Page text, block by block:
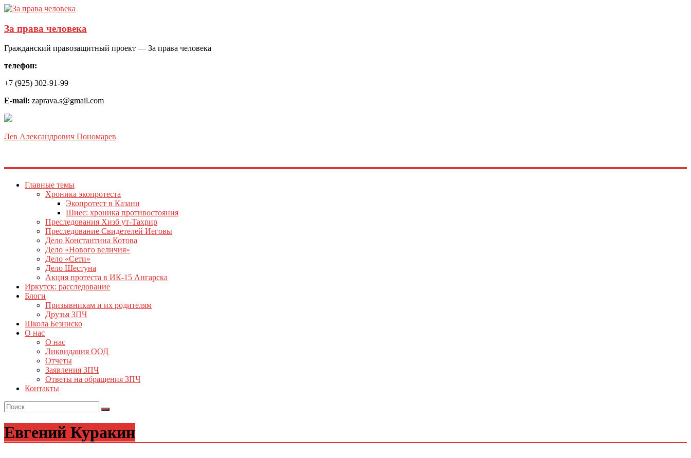
За права человека
Гражданский правозащитный проект — За права человека
телефон:
+7 (925) 302-91-99
E-mail: zaprava.s@gmail.com
Лев Александрович Пономарев
Главные темы
Хроника экопротеста
Экопротест в Казани
Шиес: хроника противостояния
Преследования Хизб ут-Тахрир
Преследование Свидетелей Иеговы
Дело Константина Котова
Дело «Нового величия»
Дело «Сети»
Дело Шестуна
Акция протеста в ИК-15 Ангарска
Иркутск: расследование
Блоги
Призывникам и их родителям
Друзья ЗПЧ
Школа Безниско
О нас
О нас
Ликвидация ООД
Отчеты
Заявления ЗПЧ
Ответы на обращения ЗПЧ
Контакты
Евгений Куракин